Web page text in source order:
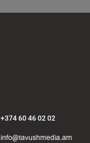
+374 60 46 02 02
info@tavushmedia.am